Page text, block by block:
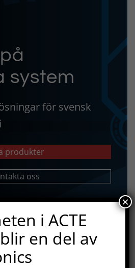
system
för svensk
produkter
oss
i ACTE
en del av
×